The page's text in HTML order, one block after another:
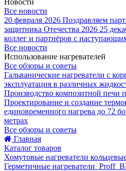
Новости
Все новости
20 февраля 2026 Поздравляем
защитника Отечества 2026 25
коллег и партнёров с
Все новости
Использование нагревателей
Все обзоры и советы
Гальванические нагреватели с
эксплуатация в различных
Производство композитной печи
Проектирование и создание
единовременного нагрева до 72
метрах
Все обзоры и советы
Главная
Каталог товаров
Хомутовые нагреватели
Герметичные